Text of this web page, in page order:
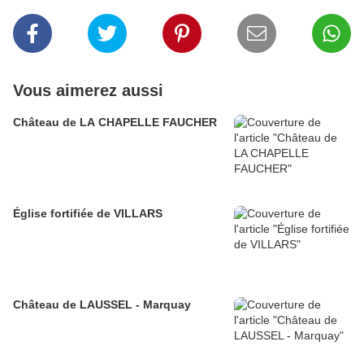
Vous aimerez aussi
Château de LA CHAPELLE FAUCHER
Église fortifiée de VILLARS
Château de LAUSSEL - Marquay